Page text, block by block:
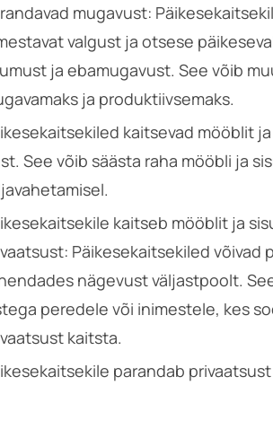
mugavust:
valgust ja otsese
ja ebamugavust. See võib
ja produktiivsemaks.
kaitsevad mööblit
See võib säästa raha mööbli ja
kaitseb mööblit ja
Päikesekaitsekiled võivad
nägevust väljastpoolt.
peredele või inimestele, kes
kaitsta.
parandab privaatsust